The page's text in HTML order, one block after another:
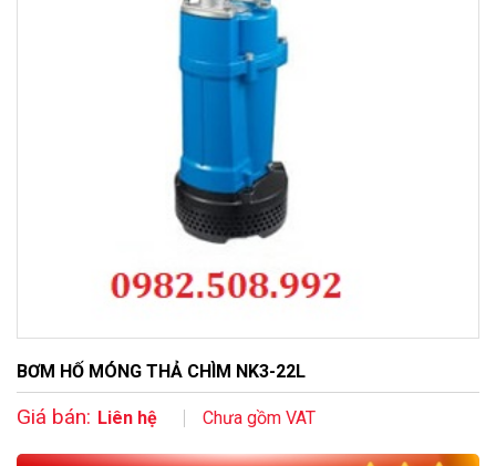
BƠM HỐ MÓNG THẢ CHÌM NK3-22L
Giá bán: Liên hệ Chưa gồm VAT